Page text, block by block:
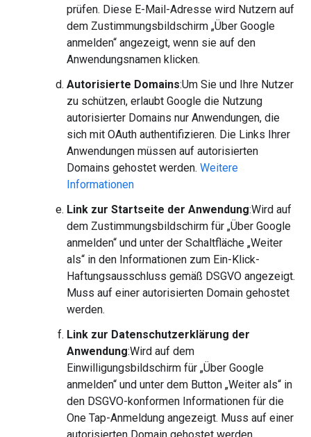
prüfen. Diese E-Mail-Adresse wird Nutzern auf
dem Zustimmungsbildschirm „Über Google
anmelden“ angezeigt, wenn sie auf den
Anwendungsnamen klicken.
Autorisierte Domains:Um Sie und Ihre Nutzer
zu schützen, erlaubt Google die Nutzung
autorisierter Domains nur Anwendungen, die
sich mit OAuth authentifizieren. Die Links Ihrer
Anwendungen müssen auf autorisierten
Domains gehostet werden. Weitere
Informationen
Link zur Startseite der Anwendung:Wird auf
dem Zustimmungsbildschirm für „Über Google
anmelden“ und unter der Schaltfläche „Weiter
als“ in den Informationen zum Ein-Klick-
Haftungsausschluss gemäß DSGVO angezeigt.
Muss auf einer autorisierten Domain gehostet
werden.
Link zur Datenschutzerklärung der
Anwendung:Wird auf dem
Einwilligungsbildschirm für „Über Google
anmelden“ und unter dem Button „Weiter als“ in
den DSGVO-konformen Informationen für die
One Tap-Anmeldung angezeigt. Muss auf einer